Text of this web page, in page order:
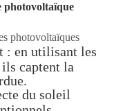
photovoltaïque
photovoltaïques
: en utilisant les
captent la
du soleil